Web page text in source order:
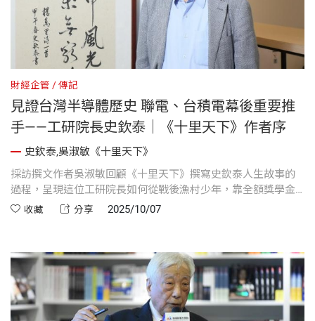
財經企管 傳記
見證台灣半導體歷史 聯電、台積電幕後重要推
手——工研院長史欽泰｜《十里天下》作者序
史欽泰,吳淑敏《十里天下》
採訪撰文作者吳淑敏回顧《十里天下》撰寫史欽泰人生故事的
過程，呈現這位工研院長如何從戰後漁村少年，靠全額獎學金
留學美國，返台投入台灣半導體產業的發展。揭示史欽泰低調
格。作者透過訪談與史料，描繪一位以真誠、公義與智慧推動
台灣科技進步的時代領袖，並點出這本書如何完整呈現台灣半
導體歷史與產業創新的故事。
收藏 分享 2025/10/07